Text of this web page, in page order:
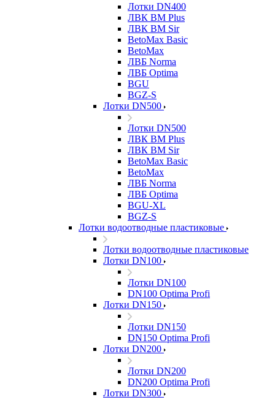
Лотки DN400
ЛВК ВМ Plus
ЛВК ВМ Sir
BetoMax Basic
BetoMax
ЛВБ Norma
ЛВБ Optima
BGU
BGZ-S
Лотки DN500
Лотки DN500
ЛВК ВМ Plus
ЛВК ВМ Sir
BetoMax Basic
BetoMax
ЛВБ Norma
ЛВБ Optima
BGU-XL
BGZ-S
Лотки водоотводные пластиковые
Лотки водоотводные пластиковые
Лотки DN100
Лотки DN100
DN100 Optima Profi
Лотки DN150
Лотки DN150
DN150 Optima Profi
Лотки DN200
Лотки DN200
DN200 Optima Profi
Лотки DN300